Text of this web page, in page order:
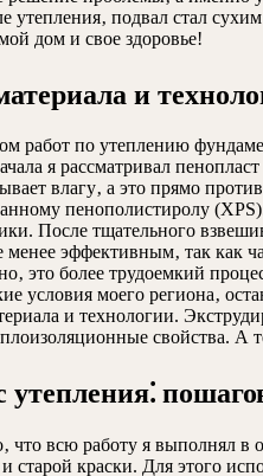
утепления‚ подвал стал
дом и свое здоровье!
и
работ по утеплению
я рассматривал
влагу‚ а это прямо
пенополистиролу
После тщательного
менее эффективным‚ так как
это более трудоемкий
условия моего региона‚
и технологии.
свойства. А
утепления⁚
что всю работу я выполнял в
старой краски. Для этого